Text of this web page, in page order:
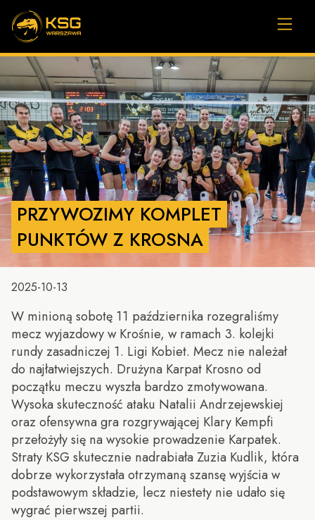
PRZYWOZIMY KOMPLET
PUNKTÓW Z KROSNA
2025-10-13
W minioną sobotę 11 października rozegraliśmy
mecz wyjazdowy w Krośnie, w ramach 3. kolejki
rundy zasadniczej 1. Ligi Kobiet. Mecz nie należał
do najłatwiejszych. Drużyna Karpat Krosno od
początku meczu wyszła bardzo zmotywowana.
Wysoka skuteczność ataku Natalii Andrzejewskiej
oraz ofensywna gra rozgrywającej Klary Kempfi
przełożyły się na wysokie prowadzenie Karpatek.
Straty KSG skutecznie nadrabiała Zuzia Kudlik, która
dobrze wykorzystała otrzymaną szansę wyjścia w
podstawowym składzie, lecz niestety nie udało się
wygrać pierwszej partii.